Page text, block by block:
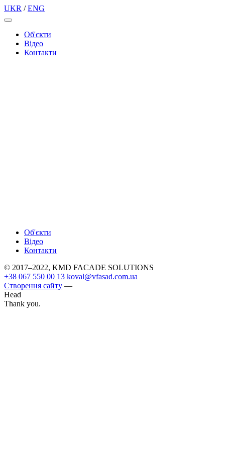
UKR /ENG
Об'єкти
Вiдео
Контакти
Об'єкти
Вiдео
Контакти
© 2017–2022, KMD FAСADE SOLUTIONS
+38 067 550 00 13 koval@vfasad.com.ua
Створення сайту —
Head
Thank you.